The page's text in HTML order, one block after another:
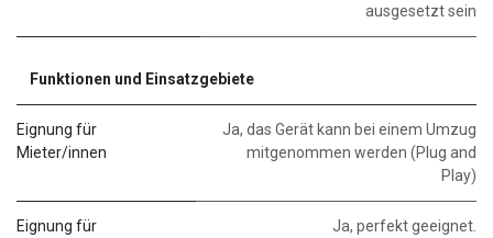
ausgesetzt sein
Funktionen und Einsatzgebiete
Eignung für
Mieter/innen
Ja, das Gerät kann bei einem Umzug
mitgenommen werden (Plug and
Play)
Eignung für
Ja, perfekt geeignet.